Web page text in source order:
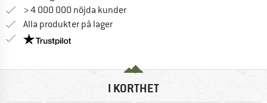
> 4 000 000 nöjda kunder
Alla produkter på lager
Trust Pilot-garanti - hitta all information här!
I KORTHET